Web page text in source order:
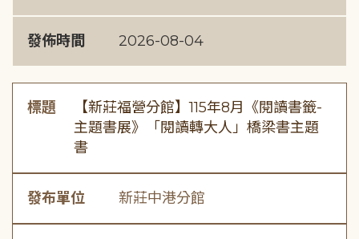
發佈時間 2026-08-04
標題
【新莊福營分館】115年8月《閱讀書籤-
主題書展》「閱讀轉大人」橋梁書主題
書
發布單位 新莊中港分館